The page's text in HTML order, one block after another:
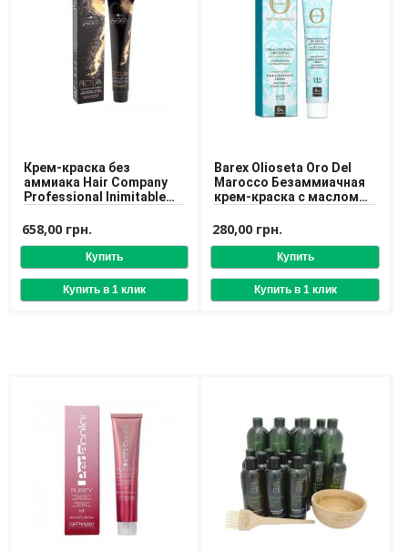
Крем-краска без
аммиака Hair Company
Professional Inimitable
658,00 грн.
Barex Olioseta Oro Del
Marocco Безаммиачная
крем-краска с маслом
280,00 грн.